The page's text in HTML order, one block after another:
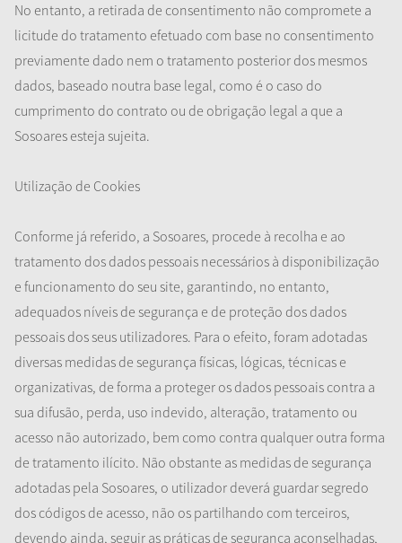
No entanto, a retirada de consentimento não compromete a
licitude do tratamento efetuado com base no consentimento
previamente dado nem o tratamento posterior dos mesmos
dados, baseado noutra base legal, como é o caso do
cumprimento do contrato ou de obrigação legal a que a
Sosoares esteja sujeita.
Utilização de Cookies
Conforme já referido, a Sosoares, procede à recolha e ao
tratamento dos dados pessoais necessários à disponibilização
e funcionamento do seu site, garantindo, no entanto,
adequados níveis de segurança e de proteção dos dados
pessoais dos seus utilizadores. Para o efeito, foram adotadas
diversas medidas de segurança físicas, lógicas, técnicas e
organizativas, de forma a proteger os dados pessoais contra a
sua difusão, perda, uso indevido, alteração, tratamento ou
acesso não autorizado, bem como contra qualquer outra forma
de tratamento ilícito. Não obstante as medidas de segurança
adotadas pela Sosoares, o utilizador deverá guardar segredo
dos códigos de acesso, não os partilhando com terceiros,
devendo ainda, seguir as práticas de segurança aconselhadas,